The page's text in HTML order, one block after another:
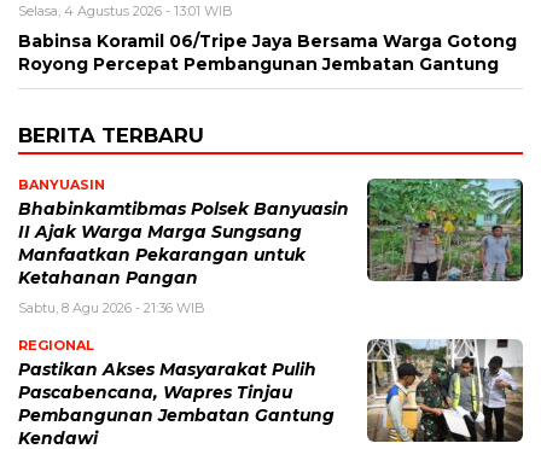
Selasa, 4 Agustus 2026 - 13:01 WIB
Babinsa Koramil 06/Tripe Jaya Bersama Warga Gotong
Royong Percepat Pembangunan Jembatan Gantung
BERITA TERBARU
BANYUASIN
Bhabinkamtibmas Polsek Banyuasin
II Ajak Warga Marga Sungsang
Manfaatkan Pekarangan untuk
Ketahanan Pangan
Sabtu, 8 Agu 2026 - 21:36 WIB
REGIONAL
Pastikan Akses Masyarakat Pulih
Pascabencana, Wapres Tinjau
Pembangunan Jembatan Gantung
Kendawi